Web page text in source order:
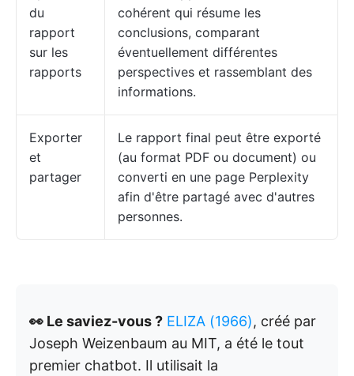
du
rapport
sur les
rapports
cohérent qui résume les
conclusions, comparant
éventuellement différentes
perspectives et rassemblant des
informations.
Exporter
et
partager
Le rapport final peut être exporté
(au format PDF ou document) ou
converti en une page Perplexity
afin d'être partagé avec d'autres
personnes.
👀 Le saviez-vous ? ELIZA (1966), créé par
Joseph Weizenbaum au MIT, a été le tout
premier chatbot. Il utilisait la